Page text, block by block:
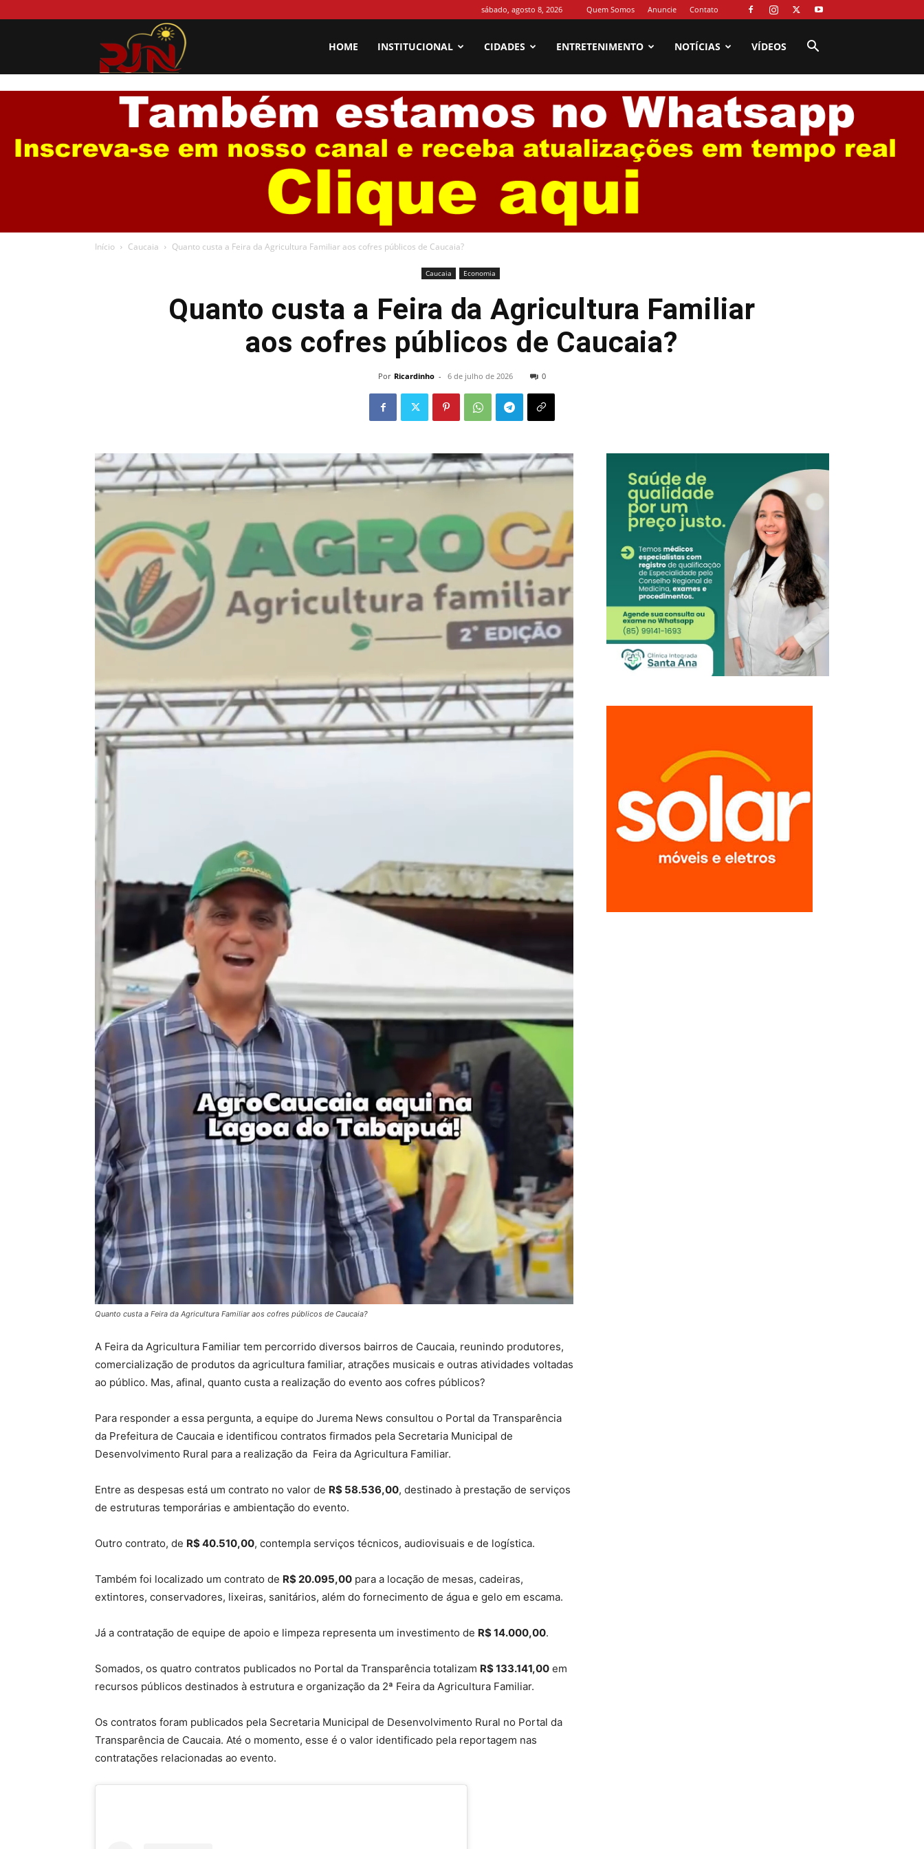
sábado, agosto 8, 2026 Quem Somos Anuncie Contato
Jurema
News
HOME INSTITUCIONAL CIDADES ENTRETENIMENTO NOTÍCIAS VÍDEOS
Início Caucaia Quanto custa a Feira da Agricultura Familiar aos cofres públicos de Caucaia?
Caucaia Economia
Quanto custa a Feira da Agricultura Familiar
aos cofres públicos de Caucaia?
Por Ricardinho - 6 de julho de 2026 0
Quanto custa a Feira da Agricultura Familiar aos cofres públicos de Caucaia?
A Feira da Agricultura Familiar tem percorrido diversos bairros de Caucaia, reunindo produtores,
comercialização de produtos da agricultura familiar, atrações musicais e outras atividades voltadas
ao público. Mas, afinal, quanto custa a realização do evento aos cofres públicos?
Para responder a essa pergunta, a equipe do Jurema News consultou o Portal da Transparência
da Prefeitura de Caucaia e identificou contratos firmados pela Secretaria Municipal de
Desenvolvimento Rural para a realização da Feira da Agricultura Familiar.
Entre as despesas está um contrato no valor de R$ 58.536,00, destinado à prestação de serviços
de estruturas temporárias e ambientação do evento.
Outro contrato, de R$ 40.510,00, contempla serviços técnicos, audiovisuais e de logística.
Também foi localizado um contrato de R$ 20.095,00 para a locação de mesas, cadeiras,
extintores, conservadores, lixeiras, sanitários, além do fornecimento de água e gelo em escama.
Já a contratação de equipe de apoio e limpeza representa um investimento de R$ 14.000,00.
Somados, os quatro contratos publicados no Portal da Transparência totalizam R$ 133.141,00 em
recursos públicos destinados à estrutura e organização da 2ª Feira da Agricultura Familiar.
Os contratos foram publicados pela Secretaria Municipal de Desenvolvimento Rural no Portal da
Transparência de Caucaia. Até o momento, esse é o valor identificado pela reportagem nas
contratações relacionadas ao evento.